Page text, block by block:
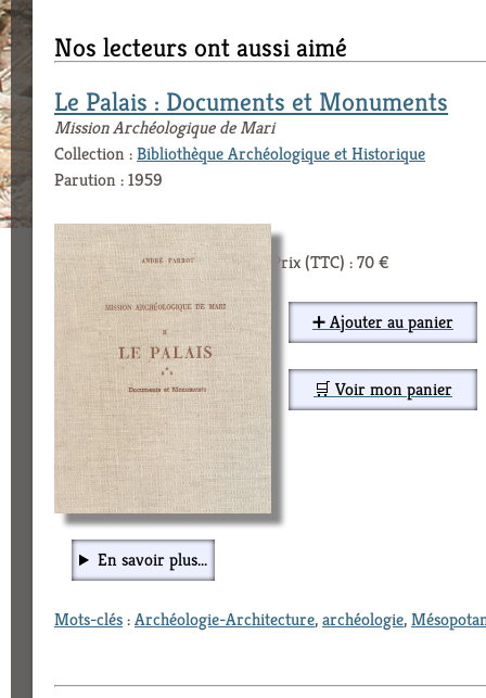
Nos lecteurs ont aussi aimé
Le Palais : Documents et Monuments
Mission Archéologique de Mari
Collection :Bibliothèque Archéologique et Historique
Parution : 1959
Prix (TTC) : 70 €
➕ Ajouter au panier
🛒 Voir mon panier
En savoir plus...
Mots-clés:Archéologie-Architecture,archéologie,